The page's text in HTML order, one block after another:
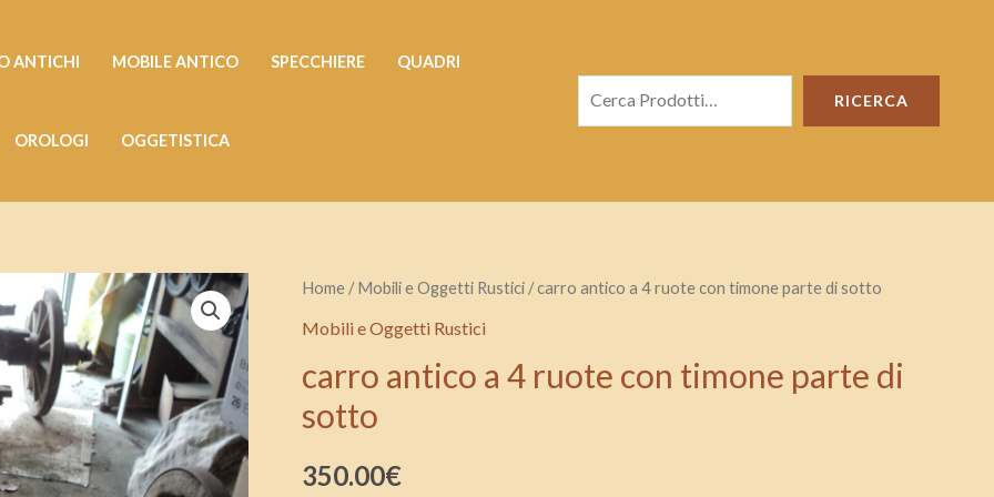
ANTICHI MOBILE ANTICO SPECCHIERE QUADRI
OROLOGI OGGETISTICA
RICERCA
Home /Mobili e Oggetti Rustici / carro antico a 4 ruote con timone parte di sotto
Mobili e Oggetti Rustici
carro antico a 4 ruote con timone parte di
sotto
350.00€
carro
antico
4
ruote
timone